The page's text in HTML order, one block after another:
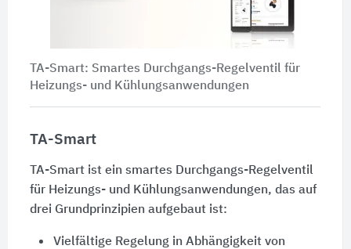
TA-Smart: Smartes Durchgangs-Regelventil für
Heizungs- und Kühlungsanwendungen
TA-Smart
TA-Smart ist ein smartes Durchgangs-Regelventil
für Heizungs- und Kühlungsanwendungen, das auf
drei Grundprinzipien aufgebaut ist:
Vielfältige Regelung in Abhängigkeit von